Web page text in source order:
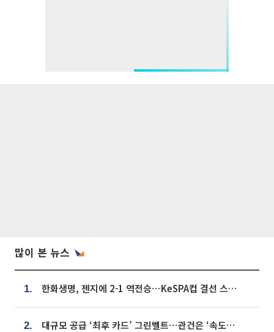
많이 본 뉴스
1. 한화생명, 젠지에 2-1 역전승⋯KeSPA컵 결선 스테이지 2 직행
2. 대규모 공급 ‘최후 카드’ 그린벨트⋯관건은 ‘속도’ [주택공급 승부수의 조건]